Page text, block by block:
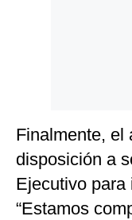
Finalmente, el
disposición a
Ejecutivo para
“Estamos